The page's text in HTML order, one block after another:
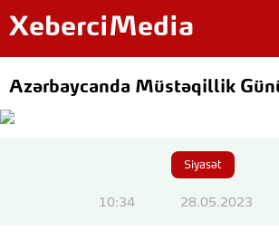
XeberciMedia
Azərbaycanda Müstəqillik
Siyasət
10:34 28.05.2023